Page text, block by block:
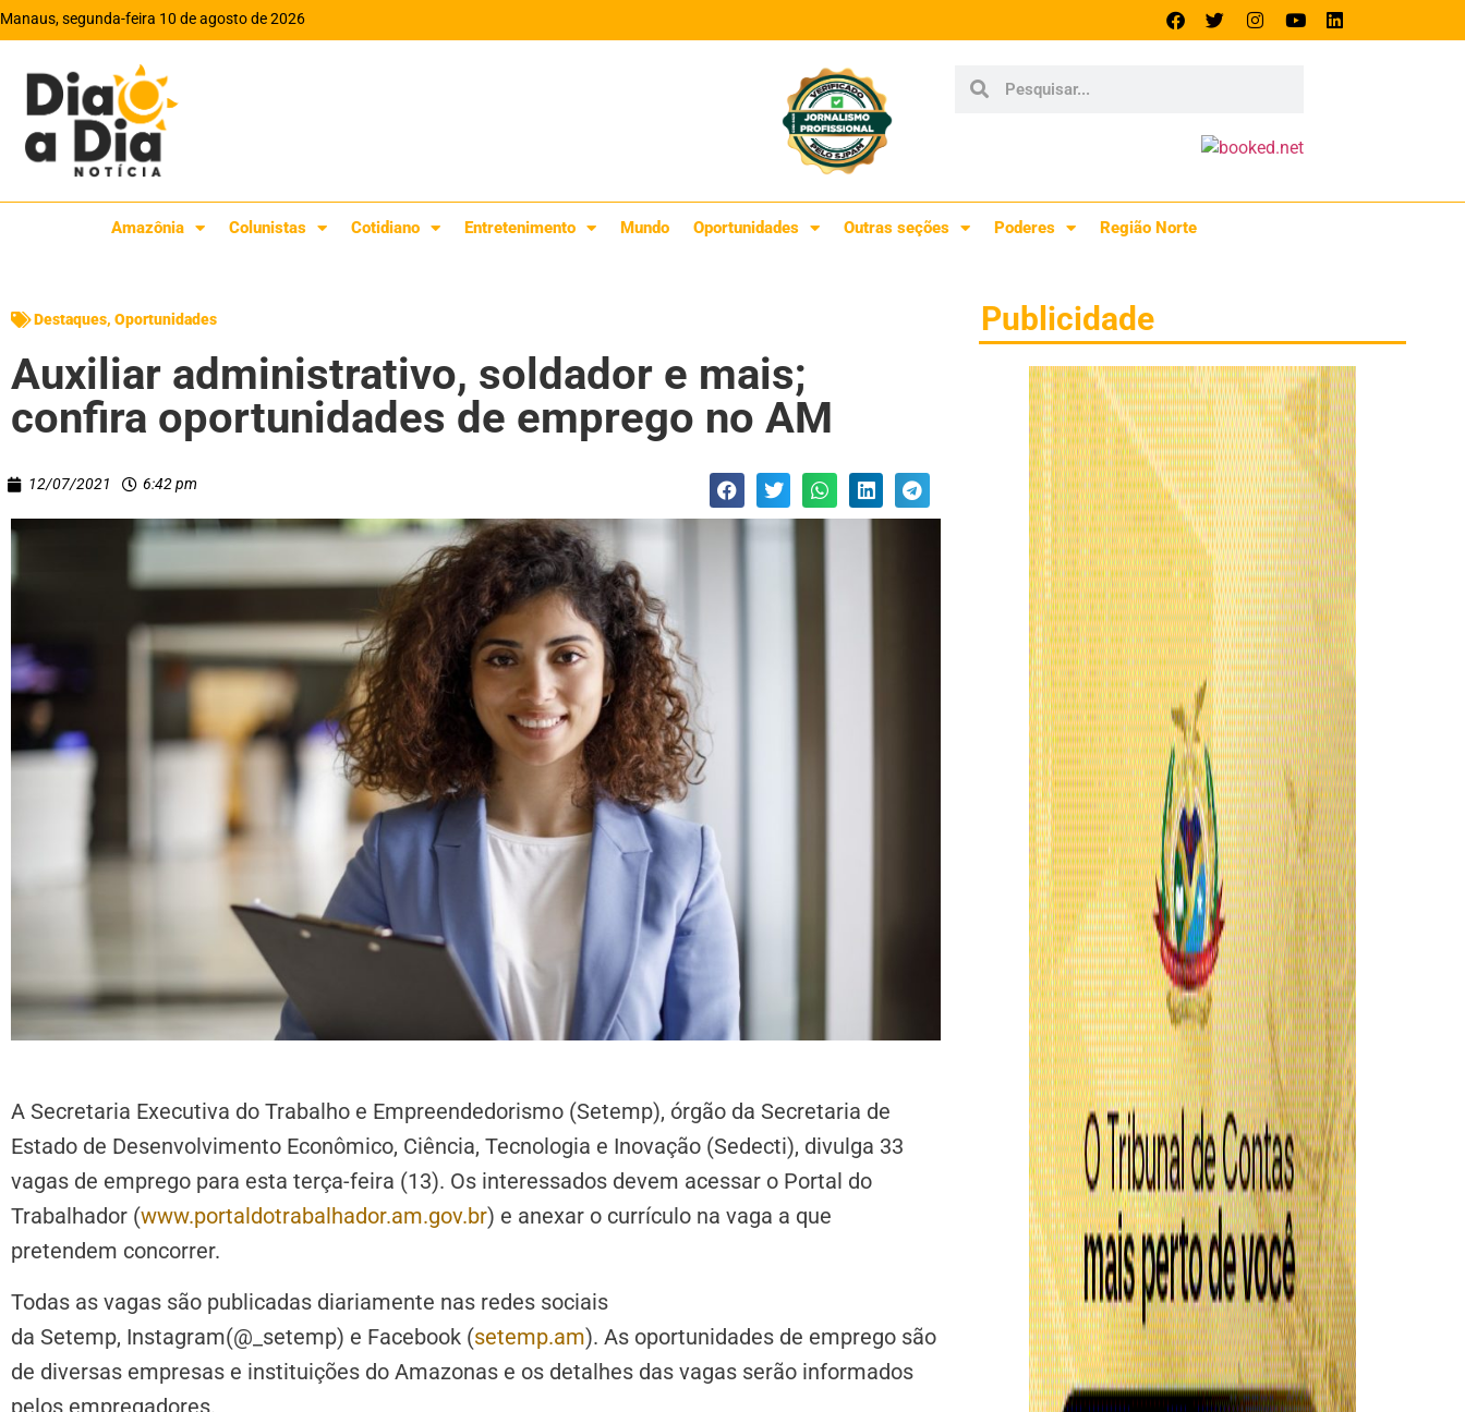
Manaus, segunda-feira 10 de agosto de 2026
Amazônia Colunistas Cotidiano Entretenimento Mundo Oportunidades Outras seções Poderes Região Norte
Destaques, Oportunidades
Auxiliar administrativo, soldador e mais;
confira oportunidades de emprego no AM
12/07/2021 6:42 pm
A Secretaria Executiva do Trabalho e Empreendedorismo (Setemp), órgão da Secretaria de
Estado de Desenvolvimento Econômico, Ciência, Tecnologia e Inovação (Sedecti), divulga 33
vagas de emprego para esta terça-feira (13). Os interessados devem acessar o Portal do
Trabalhador (www.portaldotrabalhador.am.gov.br) e anexar o currículo na vaga a que
pretendem concorrer.
Todas as vagas são publicadas diariamente nas redes sociais
da Setemp, Instagram(@_setemp) e Facebook (setemp.am). As oportunidades de emprego são
de diversas empresas e instituições do Amazonas e os detalhes das vagas serão informados
pelos empregadores.
Publicidade